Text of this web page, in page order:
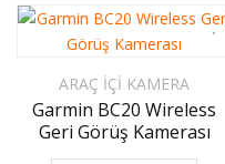
ARAÇ İÇI KAMERA
Garmin BC20 Wireless
Geri Görüş Kamerası